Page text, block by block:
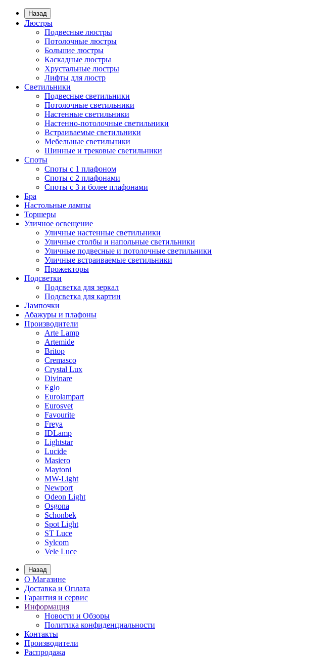
Назад
Люстры
Подвесные люстры
Потолочные люстры
Большие люстры
Каскадные люстры
Хрустальные люстры
Лифты для люстр
Светильники
Подвесные светильники
Потолочные светильники
Настенные светильники
Настенно-потолочные светильники
Встраиваемые светильники
Мебельные светильники
Шинные и трековые светильники
Споты
Споты с 1 плафоном
Споты с 2 плафонами
Споты с 3 и более плафонами
Бра
Настольные лампы
Торшеры
Уличное освещение
Уличные настенные светильники
Уличные столбы и напольные светильники
Уличные подвесные и потолочные светильники
Уличные встраиваемые светильники
Прожекторы
Подсветки
Подсветка для зеркал
Подсветка для картин
Лампочки
Абажуры и плафоны
Производители
Arte Lamp
Artemide
Britop
Cremasco
Crystal Lux
Divinare
Eglo
Eurolampart
Eurosvet
Favourite
Freya
IDLamp
Lightstar
Lucide
Masiero
Maytoni
MW-Light
Newport
Odeon Light
Osgona
Schonbek
Spot Light
ST Luce
Sylcom
Vele Luce
Назад
О Магазине
Доставка и Оплата
Гарантия и сервис
Информация
Новости и Обзоры
Политика конфиденциальности
Контакты
Производители
Распродажа